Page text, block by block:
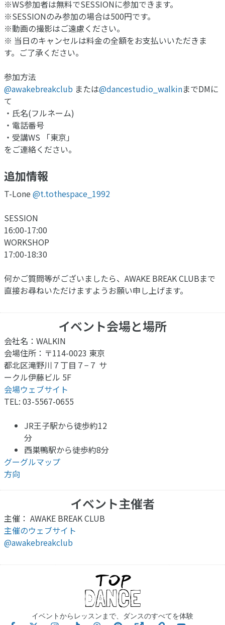
※WS参加者は無料でSESSIONに参加できます。
※SESSIONのみ参加の場合は500円です。
※動画の撮影はご遠慮ください。
※ 当日のキャンセルは料金の全額をお支払いいただきま
す。ご了承ください。
参加方法
@awakebreakclub または@dancestudio_walkinまでDMに
て
・氏名(フルネーム)
・電話番号
・受講WS 「東京」
をご連絡ください。
追加情報
T-Lone@t.tothespace_1992
SESSION
16:00-17:00
WORKSHOP
17:00-18:30
何かご質問等がございましたら、AWAKE BREAK CLUBまで
直接お尋ねいただけますようお願い申し上げます。
イベント会場と場所
会社名：WALKIN
会場住所：〒114-0023 東京
都北区滝野川７丁目７−７ サ
ークル伊藤ビル 5F
会場ウェブサイト
TEL: 03-5567-0655
JR王子駅から徒歩約12
分
西巣鴨駅から徒歩約8分
グーグルマップ
方向
イベント主催者
主催： AWAKE BREAK CLUB
主催のウェブサイト
@awakebreakclub
イベントからレッスンまで、ダンスのすべてを体験